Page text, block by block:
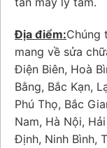
Địa điểm:Chúng
mang về sửa
Điện Biên, Hoà
Bằng, Bắc Kạn,
Phú Thọ, Bắc
Nam, Hà Nội,
Định, Ninh Bình,